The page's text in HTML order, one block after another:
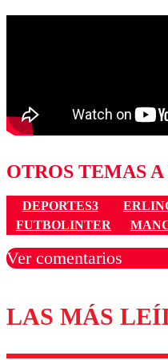
OTROS TEMAS
DEPORTES3
FUTBOLINTER
Ver comentarios
Los comentarios son
diálogo
LAS MÁS